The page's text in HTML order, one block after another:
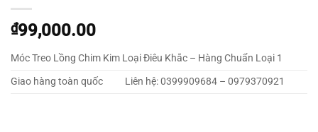
₫99,000.00
Móc Treo Lồng Chim Kim Loại Điêu Khắc – Hàng Chuẩn Loại 1
Giao hàng toàn quốc
Liên hệ: 0399909684 – 0979370921